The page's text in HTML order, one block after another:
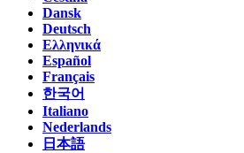
Dansk
Deutsch
Ελληνικά
Español
Français
한국어
Italiano
Nederlands
日本語